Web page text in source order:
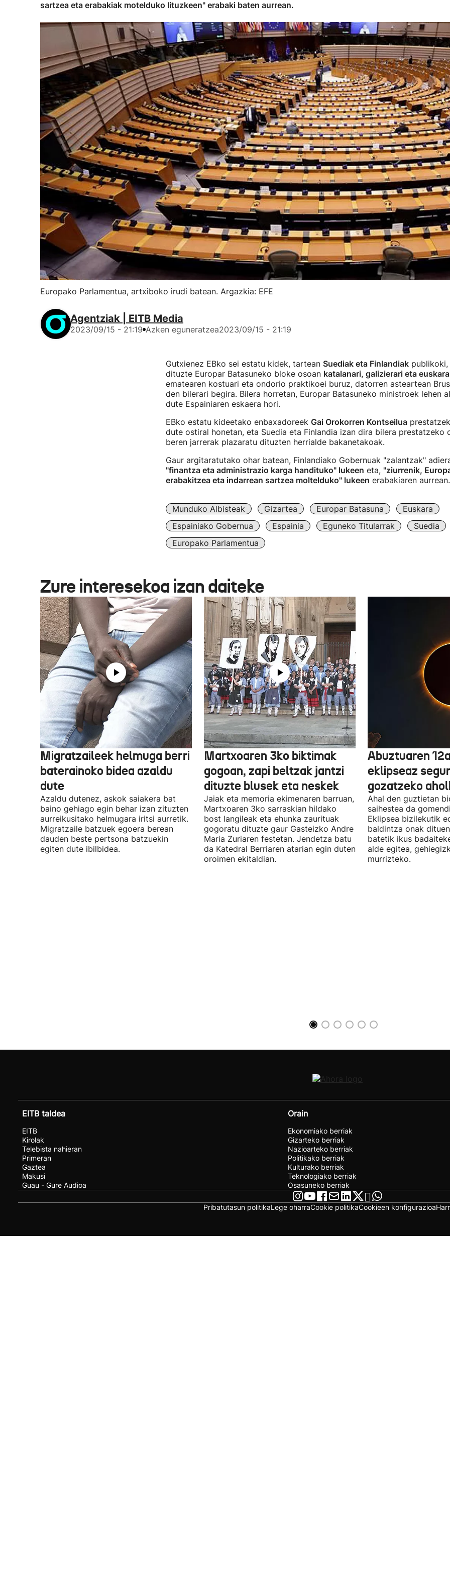
sartzea eta erabakiak motelduko lituzkeen" erabaki baten aurrean.
Europako Parlamentua, artxiboko irudi batean. Argazkia: EFE
Agentziak | EITB Media
2023/09/15 - 21:19 Azken eguneratzea2023/09/15 - 21:19
Gutxienez EBko sei estatu kidek, tartean Suediak eta Finlandiakpublikoki,
dituzte Europar Batasuneko bloke osoan katalanari, galizierari eta
ematearen kostuari eta ondorio praktikoei buruz, datorren asteartean
den bilerari begira. Bilera horretan, Europar Batasuneko ministroek lehen
dute Espainiaren eskaera hori.
EBko estatu kideetako enbaxadoreek Gai Orokorren Kontseilua
dute ostiral honetan, eta Suedia eta Finlandia izan dira bilera prestatzeko
beren jarrerak plazaratu dituzten herrialde bakanetakoak.
Gaur argitaratutako ohar batean, Finlandiako Gobernuak "zalantzak"
"finantza eta administrazio karga handituko" lukeen eta, "ziurrenik,
erabakitzea eta indarrean sartzea moltelduko" lukeen erabakiaren aurrean.
Munduko Albisteak Gizartea Europar Batasuna
Euskara
Espainiako Gobernua
Espainia Eguneko Titularrak Suedia
Europako Parlamentua
Zure interesekoa izan daiteke
Migratzaileek helmuga berri
baterainoko bidea azaldu
dute
Azaldu dutenez, askok saiakera bat
baino gehiago egin behar izan zituzten
aurreikusitako helmugara iritsi aurretik.
Migratzaile batzuek egoera berean
dauden beste pertsona batzuekin
egiten dute ibilbidea.
Martxoaren 3ko biktimak
gogoan, zapi beltzak jantzi
dituzte blusek eta neskek
Jaiak eta memoria ekimenaren barruan,
Martxoaren 3ko sarraskian hildako
bost langileak eta ehunka zaurituak
gogoratu dituzte gaur Gasteizko Andre
Maria Zuriaren festetan. Jendetza batu
da Katedral Berriaren atarian egin duten
oroimen ekitaldian.
Abuztuaren
eklipseaz
gozatzeko
Ahal den guztietan
saihestea da
Eklipsea bizilekutik
baldintza onak
batetik ikus
alde egitea,
murrizteko.
EITB taldea
EITB
Kirolak
Telebista nahieran
Primeran
Gaztea
Makusi
Guau - Gure Audioa
Orain
Ekonomiako berriak
Gizarteko berriak
Nazioarteko berriak
Politikako berriak
Kulturako berriak
Teknologiako berriak
Osasuneko berriak
Pribatutasun politikaLege oharraCookie politikaCookieen konfigurazioa